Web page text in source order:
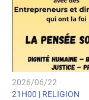
2026/06/22
21H00 | RELIGION